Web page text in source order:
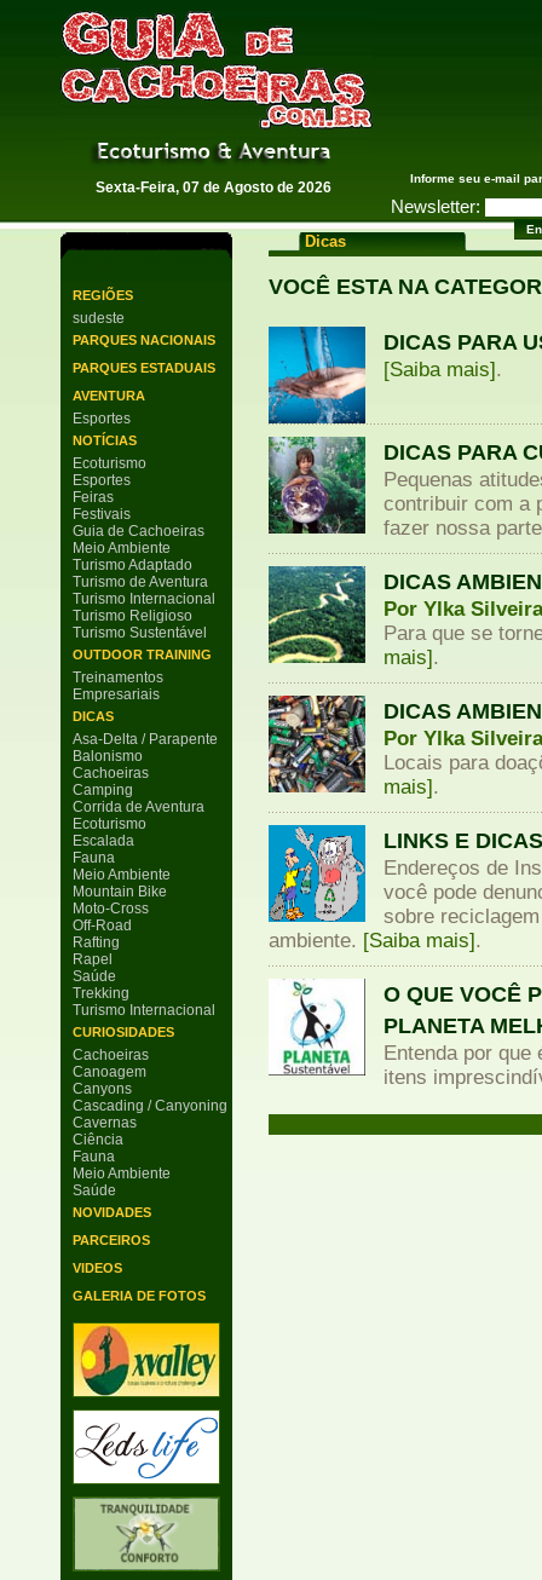
Guia de Cachoeiras
Sexta-Feira, 07 de Agosto de 2026
Informe seu e-mail
Newsletter:
REGIÕES
sudeste
PARQUES NACIONAIS
PARQUES ESTADUAIS
AVENTURA
Esportes
NOTÍCIAS
Ecoturismo
Esportes
Feiras
Festivais
Guia de Cachoeiras
Meio Ambiente
Turismo Adaptado
Turismo de Aventura
Turismo Internacional
Turismo Religioso
Turismo Sustentável
OUTDOOR TRAINING
Treinamentos
Empresariais
DICAS
Asa-Delta / Parapente
Balonismo
Cachoeiras
Camping
Corrida de Aventura
Ecoturismo
Escalada
Fauna
Meio Ambiente
Mountain Bike
Moto-Cross
Off-Road
Rafting
Rapel
Saúde
Trekking
Turismo Internacional
CURIOSIDADES
Cachoeiras
Canoagem
Canyons
Cascading / Canyoning
Cavernas
Ciência
Fauna
Meio Ambiente
Saúde
NOVIDADES
PARCEIROS
VIDEOS
GALERIA DE FOTOS
Dicas
VOCÊ ESTA NA
DICAS PARA
[Saiba mais].
DICAS PARA
Pequenas
contribuir com a
fazer nossa
DICAS
Por Ylka Silveira
Para que se
mais].
DICAS
Por Ylka Silveira
Locais para
mais].
LINKS E
Endereços de
você pode
sobre
ambiente. [Saiba mais].
O QUE VOCÊ
PLANETA
Entenda por que
itens